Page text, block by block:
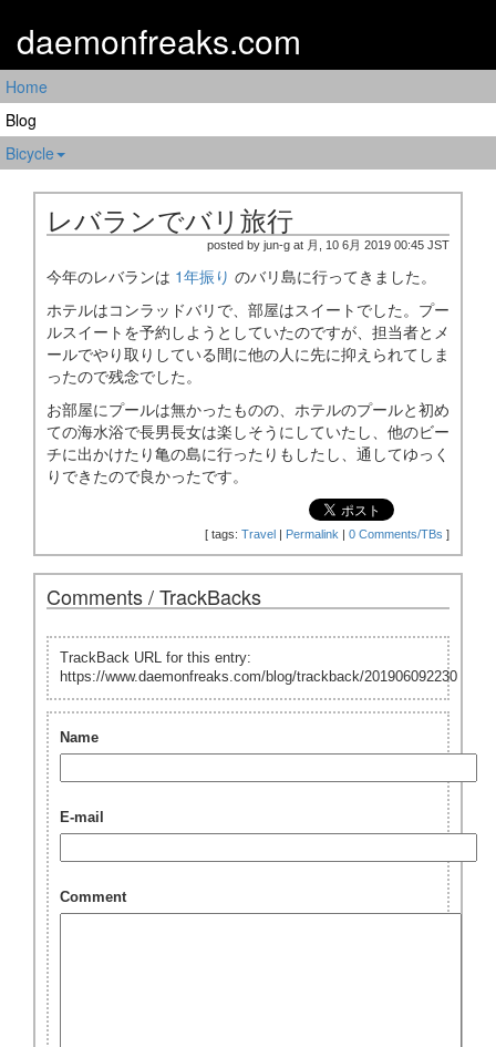
daemonfreaks.com
Home
Blog
Bicycle
レバランでバリ旅行
posted by jun-g at 月, 10 6月 2019 00:45 JST
今年のレバランは 1年振り のバリ島に行ってきました。
ホテルはコンラッドバリで、部屋はスイートでした。プー
ルスイートを予約しようとしていたのですが、担当者とメ
ールでやり取りしている間に他の人に先に抑えられてしま
ったので残念でした。
お部屋にプールは無かったものの、ホテルのプールと初め
ての海水浴で長男長女は楽しそうにしていたし、他のビー
チに出かけたり亀の島に行ったりもしたし、通してゆっく
りできたので良かったです。
[ tags: Travel | Permalink | 0 Comments/TBs ]
Comments / TrackBacks
TrackBack URL for this entry:
https://www.daemonfreaks.com/blog/trackback/201906092230
Name
E-mail
Comment